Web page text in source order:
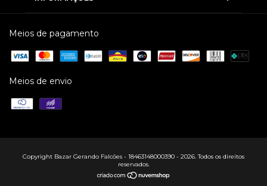
Meios de pagamento
Meios de envio
Copyright Bazar Gerando Falcões - 18463148000390 - 2026. Todos os direitos
reservados.